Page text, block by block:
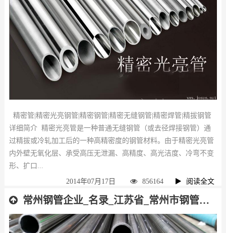
精密管|精密光亮钢管|精密钢管|精密无缝钢管|精密焊管|精拔钢管
详细简介 精密光亮管是一种普通无缝钢管（或去径焊接钢管）通
过精拔或冷轧加工后的一种高精密度的钢管材料。由于精密光亮管
内外壁无氧化层、承受高压无泄漏、高精度、高光洁度、冷弯不变
形、扩口...
2014年07月17日 856164 阅读全文
常州钢管企业_名录_江苏省_常州市钢管厂_名单_排名_不分先后